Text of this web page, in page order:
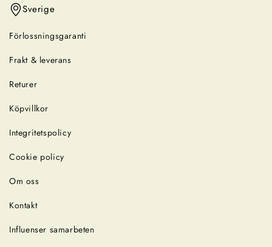
Sverige
Förlossningsgaranti
Frakt & leverans
Returer
Köpvillkor
Integritetspolicy
Cookie policy
Om oss
Kontakt
Influenser samarbeten